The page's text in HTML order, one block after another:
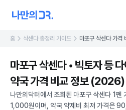
홈 삭센다 총정리 가이드 마포구 삭센다 가격
마포구 삭센다 • 빅토자 등
약국 가격 비교 정보 (2026)
나만의닥터에서 조회된 마포구 삭센다 1펜
1,000원이며, 약국 약제비 최저 가격은